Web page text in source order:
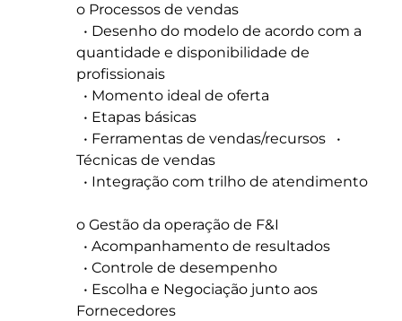
o Processos de vendas
• Desenho do modelo de acordo com a
quantidade e disponibilidade de
profissionais
• Momento ideal de oferta
• Etapas básicas
• Ferramentas de vendas/recursos •
Técnicas de vendas
• Integração com trilho de atendimento
o Gestão da operação de F&I
• Acompanhamento de resultados
• Controle de desempenho
• Escolha e Negociação junto aos
Fornecedores